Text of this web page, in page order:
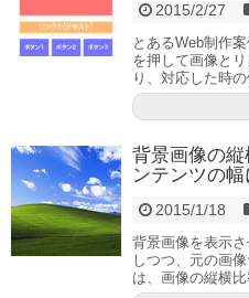
2015/2/27
とあるWeb制作
を押して画像と
り、対応した時
背景画像の
ンテンツの
2015/1/18
背景画像を表示
しつつ、元の画
は、画像の縦横